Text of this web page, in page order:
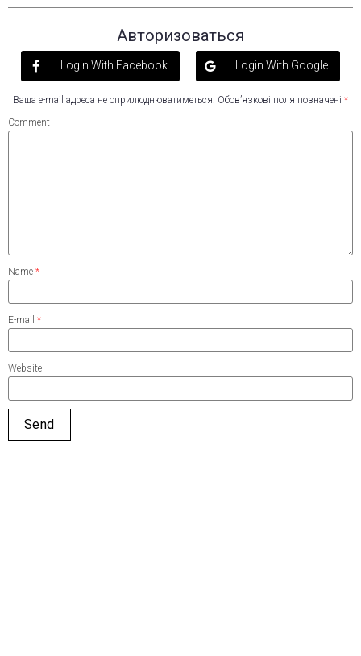
Авторизоваться
Login With Facebook Login With Google
Ваша e-mail адреса не оприлюднюватиметься. Обов’язкові поля позначені *
Comment
Name *
E-mail *
Website